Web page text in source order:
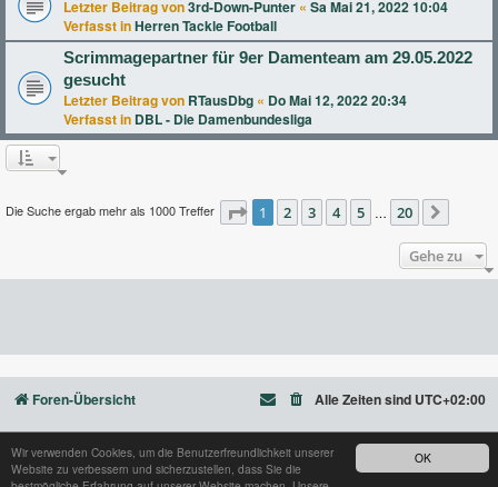
OK
Wir verwenden Cookies, um die Benutzerfreundlichkeit unserer
Website zu verbessern und sicherzustellen, dass Sie die
Letzter Beitrag von3rd-Down-Punter « Sa Mai 21, 2022 10:04
Verfasst inHerren Tackle Football
Scrimmagepartner für 9er Damenteam am 29.05.2022
gesucht
Letzter Beitrag von RTausDbg « Do Mai 12, 2022 20:34
Verfasst in DBL - Die Damenbundesliga
Die Suche ergab mehr als 1000 Treffer Seite1 von 20
1 2 3 4 5 … 20
Gehe zu
Foren-Übersicht Alle Zeiten sind UTC+02:00
Powered byphpBB® Forum Software © phpBB Limited